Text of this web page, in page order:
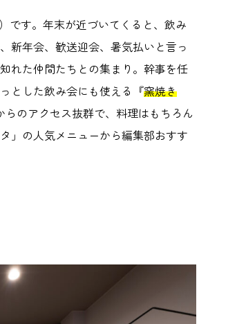
）です。年末が近づいてくると、飲み
新年会、歓送迎会、暑気払いと言っ
れた仲間たちとの集まり。幹事を任
とした飲み会にも使える『窯焼き
のアクセス抜群で、料理はもちろん
」の人気メニューから編集部おすす